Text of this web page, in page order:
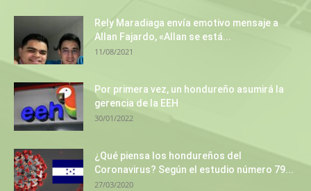
Rely Maradiaga envía emotivo mensaje a
Allan Fajardo, «Allan se está...
11/08/2021
Por primera vez, un hondureño asumirá la
gerencia de la EEH
30/01/2022
¿Qué piensa los hondureños del
Coronavirus? Según el estudio número 79...
27/03/2020